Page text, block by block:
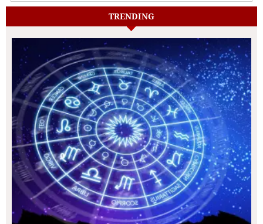
TRENDING